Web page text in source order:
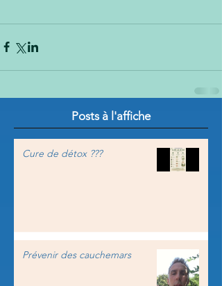
Posts à l'affiche
Cure de détox ???
Prévenir des cauchemars